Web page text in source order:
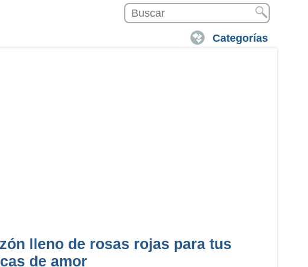
Categorías
lleno de rosas rojas para tus
de amor